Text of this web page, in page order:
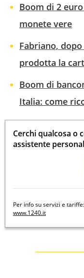
Boom di 2
monete vere
Fabriano,
prodotta la
Boom di
Italia: come
Cerchi qualcosa o
assistente
Per info su servizi e tariffe:
www.1240.it